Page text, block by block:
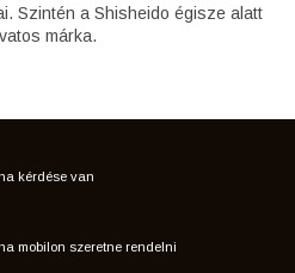
Szintén a Shisheido égisze alatt
márka.
kérdése van
mobilon szeretne rendelni